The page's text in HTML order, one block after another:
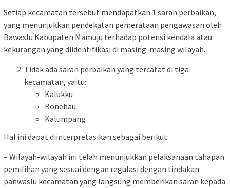
Setiap kecamatan tersebut mendapatkan 1 saran perbaikan,
yang menunjukkan pendekatan pemerataan pengawasan oleh
Bawaslu Kabupaten Mamuju terhadap potensi kendala atau
kekurangan yang diidentifikasi di masing-masing wilayah.
Tidak ada saran perbaikan yang tercatat di tiga
kecamatan, yaitu:
Kalukku
Bonehau
Kalumpang
Hal ini dapat diinterpretasikan sebagai berikut:
– Wilayah-wilayah ini telah menunjukkan pelaksanaan tahapan
pemilihan yang sesuai dengan regulasi dengan tindakan
panwaslu kecamatan yang langsung memberikan saran kepada